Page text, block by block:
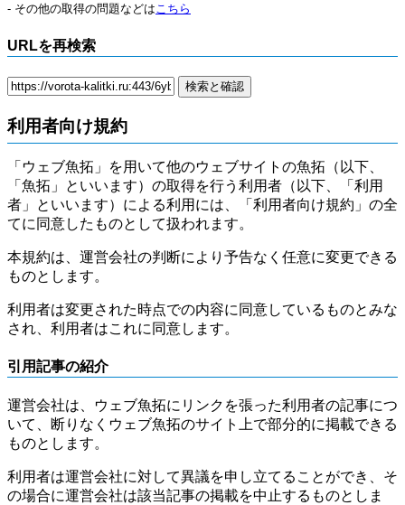
- その他の取得の問題などはこちら
URLを再検索
利用者向け規約
「ウェブ魚拓」を用いて他のウェブサイトの魚拓（以下、
「魚拓」といいます）の取得を行う利用者（以下、「利用
者」といいます）による利用には、「利用者向け規約」の全
てに同意したものとして扱われます。
本規約は、運営会社の判断により予告なく任意に変更できる
ものとします。
利用者は変更された時点での内容に同意しているものとみな
され、利用者はこれに同意します。
引用記事の紹介
運営会社は、ウェブ魚拓にリンクを張った利用者の記事につ
いて、断りなくウェブ魚拓のサイト上で部分的に掲載できる
ものとします。
利用者は運営会社に対して異議を申し立てることができ、そ
の場合に運営会社は該当記事の掲載を中止するものとしま